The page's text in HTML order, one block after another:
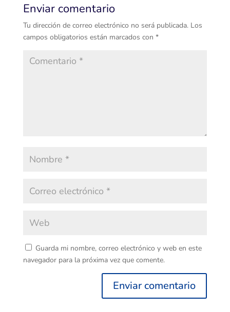
Enviar comentario
Tu dirección de correo electrónico no será publicada. Los
campos obligatorios están marcados con *
Guarda mi nombre, correo electrónico y web en este
navegador para la próxima vez que comente.